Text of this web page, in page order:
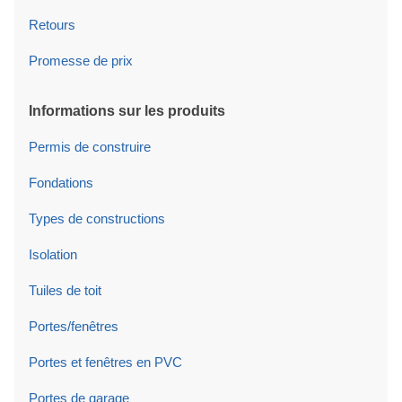
Retours
Promesse de prix
Informations sur les produits
Permis de construire
Fondations
Types de constructions
Isolation
Tuiles de toit
Portes/fenêtres
Portes et fenêtres en PVC
Portes de garage